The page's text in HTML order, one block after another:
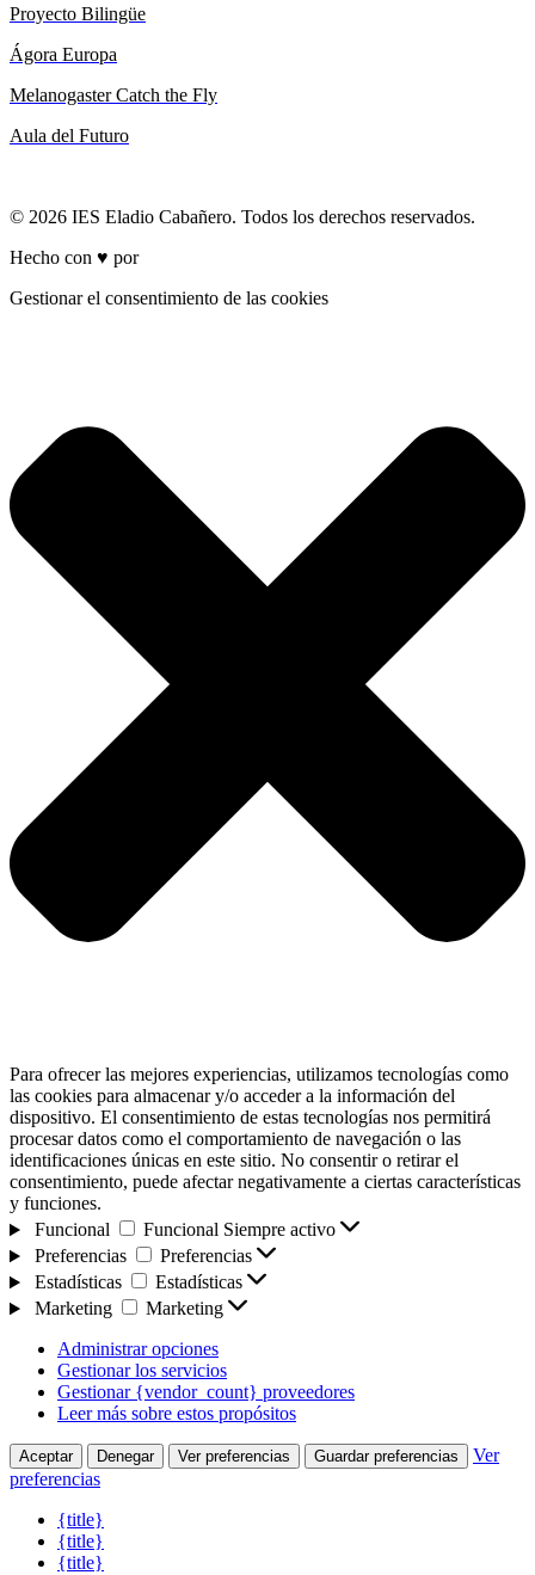
Proyecto Bilingüe
Ágora Europa
Melanogaster Catch the Fly
Aula del Futuro
© 2026 IES Eladio Cabañero. Todos los derechos reservados.
Hecho con ♥ por
Gestionar el consentimiento de las cookies
Para ofrecer las mejores experiencias, utilizamos tecnologías como
las cookies para almacenar y/o acceder a la información del
dispositivo. El consentimiento de estas tecnologías nos permitirá
procesar datos como el comportamiento de navegación o las
identificaciones únicas en este sitio. No consentir o retirar el
consentimiento, puede afectar negativamente a ciertas características
y funciones.
Funcional
Funcional Siempre activo
Preferencias
Preferencias
Estadísticas
Estadísticas
Marketing
Marketing
Administrar opciones
Gestionar los servicios
Gestionar {vendor_count} proveedores
Leer más sobre estos propósitos
Aceptar Denegar Ver preferencias Guardar preferencias
Ver
preferencias
{title}
{title}
{title}